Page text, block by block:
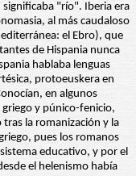
"río". Iberia era
al más caudaloso
el Ebro), que
de Hispania nunca
hablaba lenguas
protoeuskera en
en algunos
griego y púnico-fenicio,
tras la romanización y la
pues los romanos
educativo, y por el
el helenismo había